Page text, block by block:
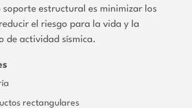
soporte estructural es minimizar los
el riesgo para la vida y la
de actividad sísmica.
rectangulares